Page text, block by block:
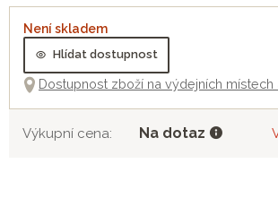
Není skladem
Hlídat dostupnost
Dostupnost zboží na výdejních místech
Výkupní cena: Na dotaz